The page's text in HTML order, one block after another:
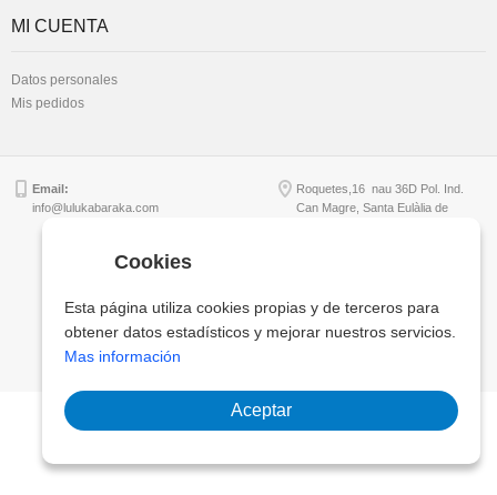
MI CUENTA
Datos personales
Mis pedidos
Email:
info@lulukabaraka.com
Roquetes,16 nau 36D Pol. Ind.
Can Magre, Santa Eulàlia de
Cookies
Esta página utiliza cookies propias y de terceros para
obtener datos estadísticos y mejorar nuestros servicios.
Mas información
Aceptar